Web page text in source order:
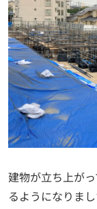
建物が立ち上が
るようになりまし